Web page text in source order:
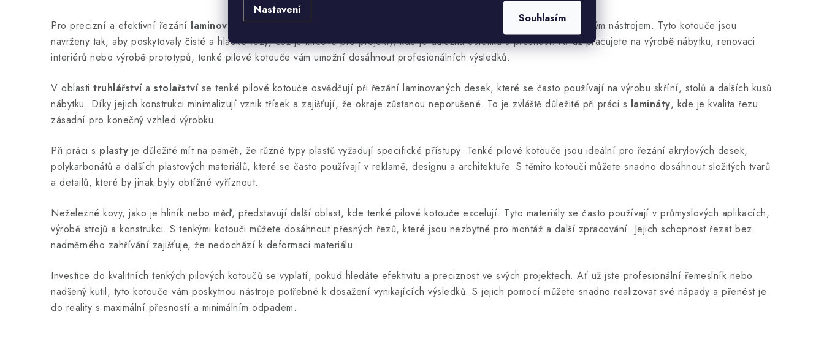
Nastavení
Souhlasím
v
l
á
d
a
c
p
r
k
y
ý
p
Pro precizní a efektivní řezání laminovaných materiálů
jsou tenké pilové kotouče nezbytným nástrojem. Tyto kotouče jsou
navrženy tak, aby poskytovaly čisté a hladké řezy, což je klíčové pro projekty, kde je důležitá estetika a přesnost. Ať už pracujete na výrobě nábytku, renovaci
interiérů nebo výrobě prototypů, tenké pilové kotouče vám umožní dosáhnout profesionálních výsledků.
V oblasti truhlářstvía stolařstvíse tenké pilové kotouče osvědčují při řezání laminovaných desek, které se často používají na výrobu skříní, stolů a dalších kusů
nábytku. Díky jejich konstrukci minimalizují vznik třísek a zajišťují, že okraje zůstanou neporušené. To je zvláště důležité při práci s lamináty, kde je kvalita řezu
zásadní pro konečný vzhled výrobku.
Při práci s plasty je důležité mít na paměti, že různé typy plastů vyžadují specifické přístupy. Tenké pilové kotouče jsou ideální pro řezání akrylových desek,
polykarbonátů a dalších plastových materiálů, které se často používají v reklamě, designu a architektuře. S těmito kotouči můžete snadno dosáhnout složitých tvarů
a detailů, které by jinak byly obtížné vyříznout.
Neželezné kovy, jako je hliník nebo měď, představují další oblast, kde tenké pilové kotouče excelují. Tyto materiály se často používají v průmyslových aplikacích,
výrobě strojů a konstrukci. S tenkými kotouči můžete dosáhnout přesných řezů, které jsou nezbytné pro montáž a další zpracování. Jejich schopnost řezat bez
nadměrného zahřívání zajišťuje, že nedochází k deformaci materiálu.
Investice do kvalitních tenkých pilových kotoučů se vyplatí, pokud hledáte efektivitu a preciznost ve svých projektech. Ať už jste profesionální řemeslník nebo
nadšený kutil, tyto kotouče vám poskytnou nástroje potřebné k dosažení vynikajících výsledků. S jejich pomocí můžete snadno realizovat své nápady a přenést je
do reality s maximální přesností a minimálním odpadem.